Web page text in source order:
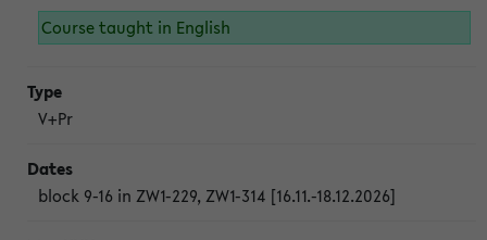
Course taught in English
V+Pr
block 9-16 in ZW1-229, ZW1-314 [16.11.-18.12.2026]